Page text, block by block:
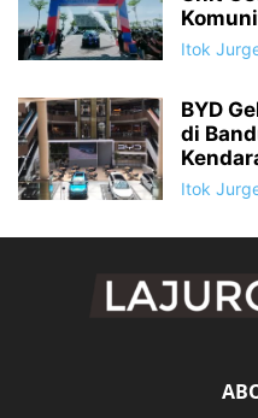
Itok
BYD
di
Itok